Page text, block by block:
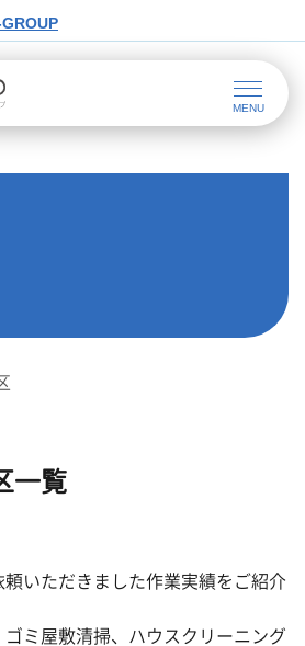
一覧
いただきました作業実績をご紹介
ミ屋敷清掃、ハウスクリーニング